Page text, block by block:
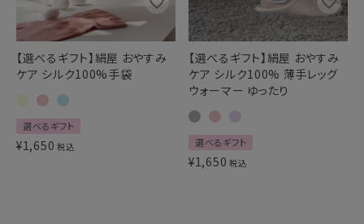
ブランドから探す
特集
読み物
お問い合わせ
【選べるギフト】絹屋 おやすみ
ケア シルク100%手袋
選べるギフト
¥1,650 税込
【選べるギフト】絹屋 おやすみ
ケア シルク100% 薄手レッグ
ウォーマー ゆったり
選べるギフト
¥1,650 税込